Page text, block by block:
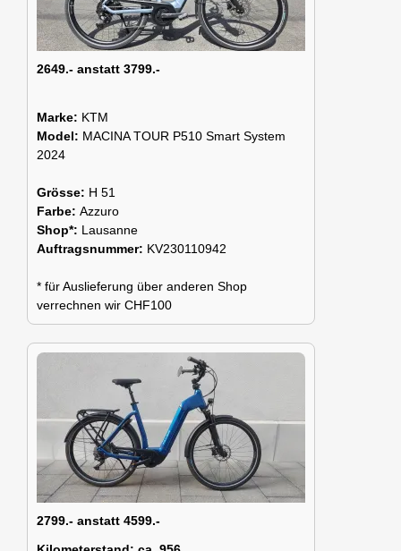
2649.- anstatt 3799.-
Marke: KTM
Model: MACINA TOUR P510 Smart System
2024
Grösse: H 51
Farbe: Azzuro
Shop*: Lausanne
Auftragsnummer: KV230110942
* für Auslieferung über anderen Shop
verrechnen wir CHF100
2799.- anstatt 4599.-